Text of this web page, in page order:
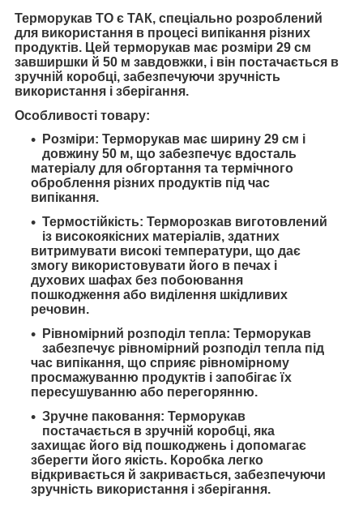
Терморукав ТО є ТАК, спеціально розроблений
для використання в процесі випікання різних
продуктів. Цей терморукав має розміри 29 см
завширшки й 50 м завдовжки, і він постачається в
зручній коробці, забезпечуючи зручність
використання і зберігання.
Особливості товару:
Розміри: Терморукав має ширину 29 см і
довжину 50 м, що забезпечує вдосталь
матеріалу для обгортання та термічного
оброблення різних продуктів під час
випікання.
Термостійкість: Терморозкав виготовлений
із високоякісних матеріалів, здатних
витримувати високі температури, що дає
змогу використовувати його в печах і
духових шафах без побоювання
пошкодження або виділення шкідливих
речовин.
Рівномірний розподіл тепла: Терморукав
забезпечує рівномірний розподіл тепла під
час випікання, що сприяє рівномірному
просмажуванню продуктів і запобігає їх
пересушуванню або перегорянню.
Зручне паковання: Терморукав
постачається в зручній коробці, яка
захищає його від пошкоджень і допомагає
зберегти його якість. Коробка легко
відкривається й закривається, забезпечуючи
зручність використання і зберігання.